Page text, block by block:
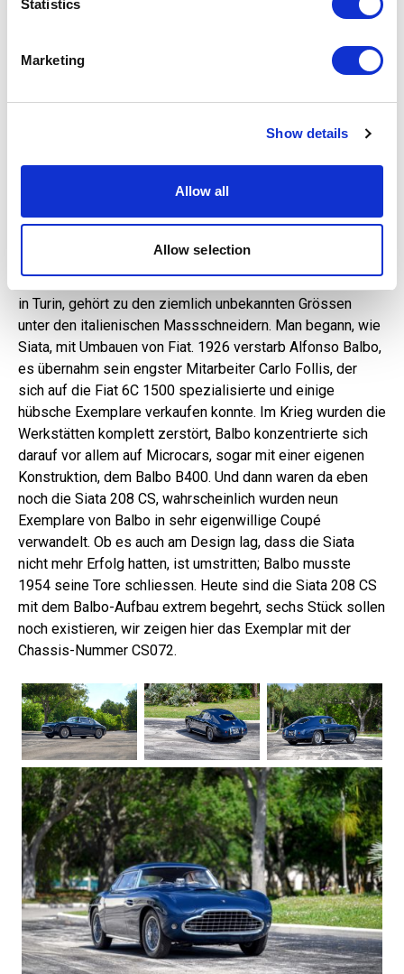
Find out more about how your personal data is processed
and set your preferences in the
provide social media features and to analyse our traffic.
may combine it with other information that you’ve
provided to them or that they’ve collected from your use
Statistics
Marketing
Show details
Allow all
Allow selection
Farina, Bertone, und jetzt wird es spannend: Balbo.
Die Carrozzeria Balbo, gegründet 1914 von Alfonso Balbo
in Turin, gehört zu den ziemlich unbekannten Grössen
unter den italienischen Massschneidern. Man begann, wie
Siata, mit Umbauen von Fiat. 1926 verstarb Alfonso Balbo,
es übernahm sein engster Mitarbeiter Carlo Follis, der
sich auf die Fiat 6C 1500 spezialisierte und einige
hübsche Exemplare verkaufen konnte. Im Krieg wurden die
Werkstätten komplett zerstört, Balbo konzentrierte sich
darauf vor allem auf Microcars, sogar mit einer eigenen
Konstruktion, dem Balbo B400. Und dann waren da eben
noch die Siata 208 CS, wahrscheinlich wurden neun
Exemplare von Balbo in sehr eigenwillige Coupé
verwandelt. Ob es auch am Design lag, dass die Siata
nicht mehr Erfolg hatten, ist umstritten; Balbo musste
1954 seine Tore schliessen. Heute sind die Siata 208 CS
mit dem Balbo-Aufbau extrem begehrt, sechs Stück sollen
noch existieren, wir zeigen hier das Exemplar mit der
Chassis-Nummer CS072.